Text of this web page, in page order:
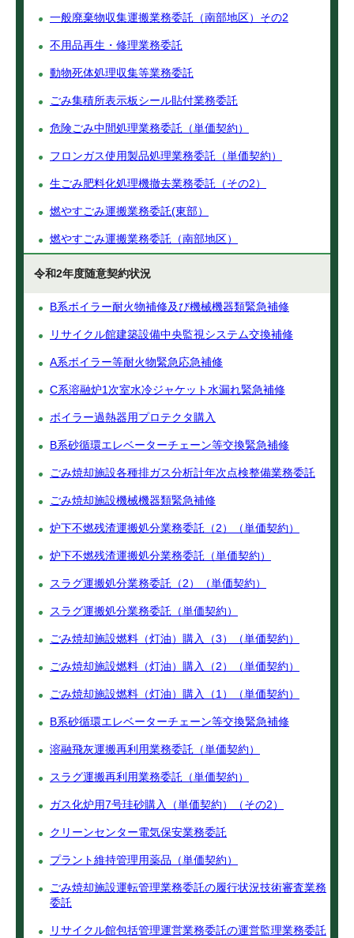
一般廃棄物収集運搬業務委託（南部地区）その2
不用品再生・修理業務委託
動物死体処理収集等業務委託
ごみ集積所表示板シール貼付業務委託
危険ごみ中間処理業務委託（単価契約）
フロンガス使用製品処理業務委託（単価契約）
生ごみ肥料化処理機撤去業務委託（その2）
燃やすごみ運搬業務委託(東部）
燃やすごみ運搬業務委託（南部地区）
令和2年度随意契約状況
B系ボイラー耐火物補修及び機械機器類緊急補修
リサイクル館建築設備中央監視システム交換補修
A系ボイラー等耐火物緊急応急補修
C系溶融炉1次室水冷ジャケット水漏れ緊急補修
ボイラー過熱器用プロテクタ購入
B系砂循環エレベーターチェーン等交換緊急補修
ごみ焼却施設各種排ガス分析計年次点検整備業務委託
ごみ焼却施設機械機器類緊急補修
炉下不燃残渣運搬処分業務委託（2）（単価契約）
炉下不燃残渣運搬処分業務委託（単価契約）
スラグ運搬処分業務委託（2）（単価契約）
スラグ運搬処分業務委託（単価契約）
ごみ焼却施設燃料（灯油）購入（3）（単価契約）
ごみ焼却施設燃料（灯油）購入（2）（単価契約）
ごみ焼却施設燃料（灯油）購入（1）（単価契約）
B系砂循環エレベーターチェーン等交換緊急補修
溶融飛灰運搬再利用業務委託（単価契約）
スラグ運搬再利用業務委託（単価契約）
ガス化炉用7号珪砂購入（単価契約）（その2）
クリーンセンター電気保安業務委託
プラント維持管理用薬品（単価契約）
ごみ焼却施設運転管理業務委託の履行状況技術審査業務
委託
リサイクル館包括管理運営業務委託の運営監理業務委託